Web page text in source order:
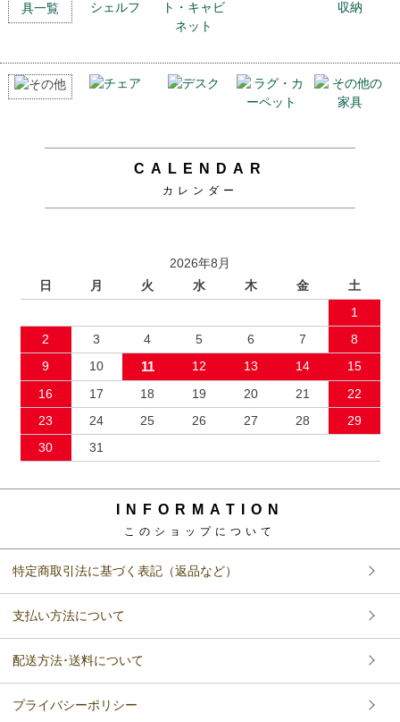
CALENDAR
カレンダー
2026年8月
日
月 火 水 木 金
土
1
2
3 4 5 6 7
8
9
10 11 12 13 14
15
16
17 18 19 20 21
22
23
24 25 26 27 28
29
30
31
INFORMATION
このショップについて
特定商取引法に基づく表記（返品など）
支払い方法について
配送方法･送料について
プライバシーポリシー